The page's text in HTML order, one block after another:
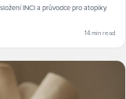
INCI a průvodce pro atopiky.
14 min read